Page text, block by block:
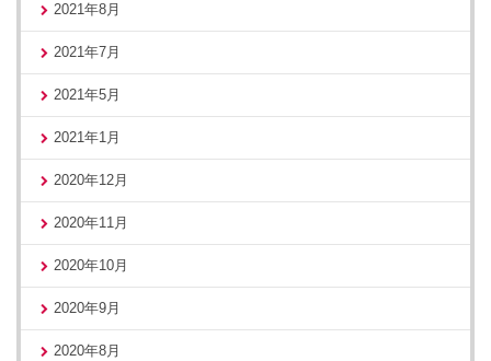
2021年8月
2021年7月
2021年5月
2021年1月
2020年12月
2020年11月
2020年10月
2020年9月
2020年8月